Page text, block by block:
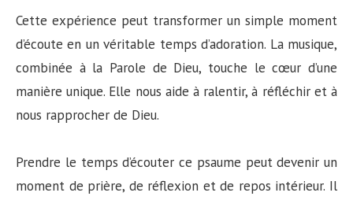
Cette expérience peut transformer un simple moment
d’écoute en un véritable temps d’adoration. La musique,
combinée à la Parole de Dieu, touche le cœur d’une
manière unique. Elle nous aide à ralentir, à réfléchir et à
nous rapprocher de Dieu.
Prendre le temps d’écouter ce psaume peut devenir un
moment de prière, de réflexion et de repos intérieur. Il